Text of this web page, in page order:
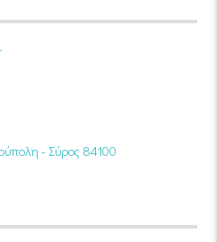
- Σύρος 84100